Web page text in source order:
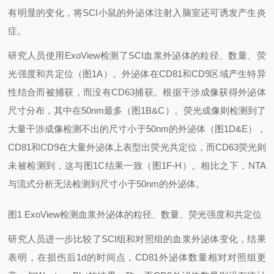
有明显的变化，将SCI小鼠的外泌体注射入脑室还可诱发产生炎
症。
研究人员使用ExoView检测了SCI血浆外泌体的粒径、数量、荧
光强度和共定位（图1A）。外泌体在CD81和CD9区域产生特异
性结合而被捕获，而没有CD63捕获。根据干涉成像获得外泌体
尺寸分布，其中在50nm最多（图1B&C）。荧光成像则检测到了
大量干涉成像检测不出的尺寸小于50nm的外泌体（图1D&E），
CD81和CD9在大量外泌体上表型出荧光共定位，而CD63荧光则
未被检测到，这与图1C结果一致（图1F-H）。相比之下，NTA
与流式分析无法检测到尺寸小于50nm的外泌体。
图1 ExoView检测血浆外泌体的粒径、数量、荧光强度和共定位
研究人员进一步比较了SCI组和对照组的血浆外泌体变化，结果
表明，在损伤后1d的时间点，CD81外泌体数量相对对照组更